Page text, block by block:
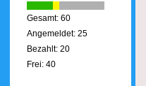
Gesamt: 60
Angemeldet: 25
Bezahlt: 20
Frei: 40